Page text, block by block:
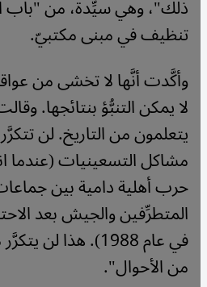
ذلك"، وهي سيِّدة، من "باب
تنظيف في مبنى مكتبيّ.
وأكَّدت أنَّها لا تخشى من
لا يمكن التنبُّؤ بنتائجها.
يتعلمون من التاريخ. لن
مشاكل التسعينيات (عندما
حرب أهلية دامية بين
المتطرِّفين والجيش بعد
في عام 1988). هذا
من الأحوال".